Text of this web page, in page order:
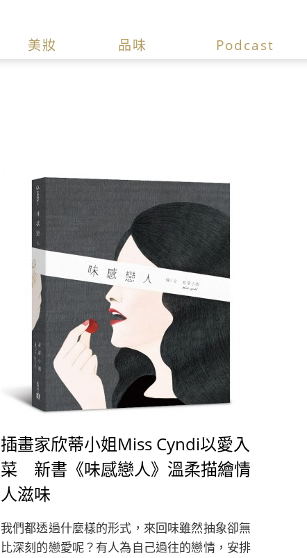
美妝 品味 Podcast
插畫家欣蒂小姐Miss Cyndi以愛入
菜 新書《味感戀人》溫柔描繪情
人滋味
我們都透過什麼樣的形式，來回味雖然抽象卻無
比深刻的戀愛呢？有人為自己過往的戀情，安排